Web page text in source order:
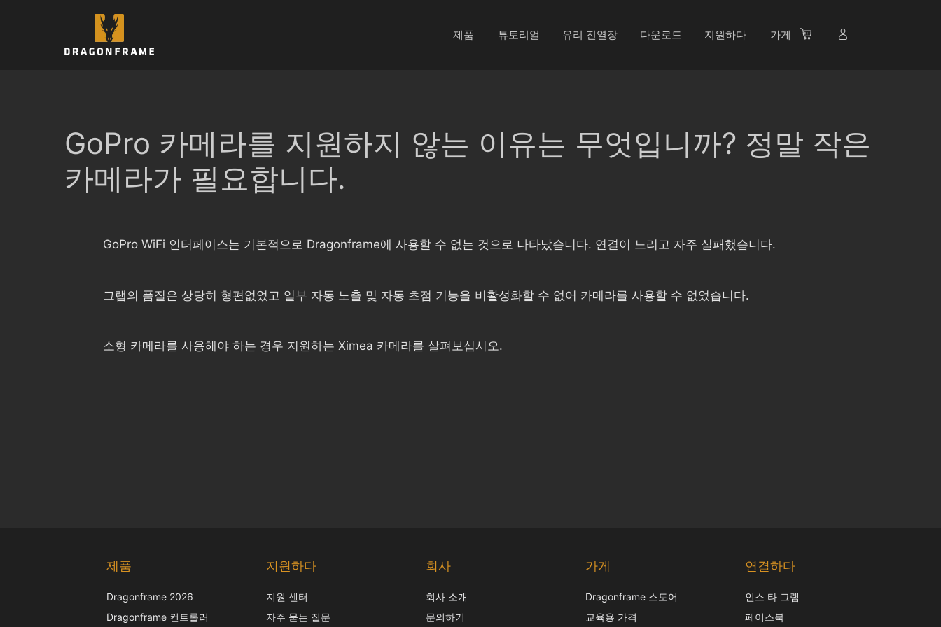
제품 튜토리얼 유리 진열장 다운로드 지원하다 가게
GoPro 카메라를 지원하지 않는 이유는 무엇입니까? 정말 작은
카메라가 필요합니다.
GoPro WiFi 인터페이스는 기본적으로 Dragonframe에 사용할 수 없는 것으로 나타났습니다. 연결이 느리고 자주 실패했습니다.
그랩의 품질은 상당히 형편없었고 일부 자동 노출 및 자동 초점 기능을 비활성화할 수 없어 카메라를 사용할 수 없었습니다.
소형 카메라를 사용해야 하는 경우 지원하는 Ximea 카메라를 살펴보십시오.
제품
Dragonframe 2026
Dragonframe 컨트롤러
지원하다
지원 센터
자주 묻는 질문
회사
회사 소개
문의하기
가게
Dragonframe 스토어
교육용 가격
연결하다
인스 타 그램
페이스북
French
Japanese